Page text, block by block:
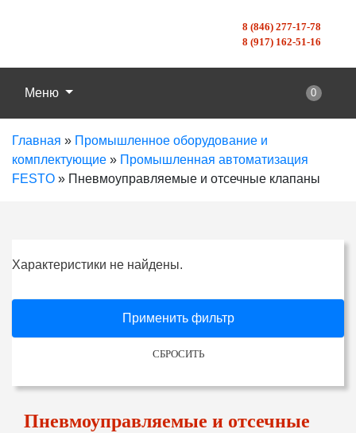
8 (846) 277-17-78
8 (917) 162-51-16
Меню 0
Главная » Промышленное оборудование и
комплектующие » Промышленная автоматизация
FESTO » Пневмоуправляемые и отсечные клапаны
Характеристики не найдены.
Применить фильтр
СБРОСИТЬ
Пневмоуправляемые и отсечные